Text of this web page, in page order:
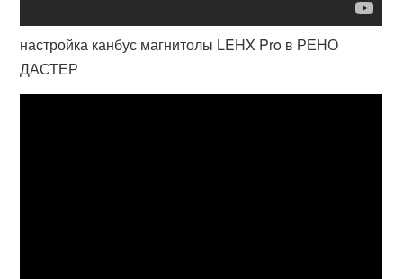
настройка канбус магнитолы LEHX Pro в РЕНО
ДАСТЕР